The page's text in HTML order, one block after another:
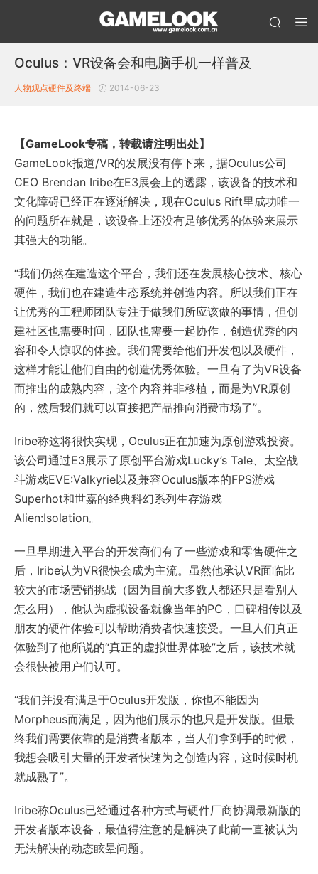
Oculus：VR设备会和电脑手机一样普及
人物观点硬件及终端 2014-06-23
【GameLook专稿，转载请注明出处】
GameLook报道/VR的发展没有停下来，据Oculus公司
CEO Brendan Iribe在E3展会上的透露，该设备的技术和
文化障碍已经正在逐渐解决，现在Oculus Rift里成功唯一
的问题所在就是，该设备上还没有足够优秀的体验来展示
其强大的功能。
“我们仍然在建造这个平台，我们还在发展核心技术、核心
硬件，我们也在建造生态系统并创造内容。所以我们正在
让优秀的工程师团队专注于做我们所应该做的事情，但创
建社区也需要时间，团队也需要一起协作，创造优秀的内
容和令人惊叹的体验。我们需要给他们开发包以及硬件，
这样才能让他们自由的创造优秀体验。一旦有了为VR设备
而推出的成熟内容，这个内容并非移植，而是为VR原创
的，然后我们就可以直接把产品推向消费市场了”。
Iribe称这将很快实现，Oculus正在加速为原创游戏投资。
该公司通过E3展示了原创平台游戏Lucky’s Tale、太空战
斗游戏EVE:Valkyrie以及兼容Oculus版本的FPS游戏
Superhot和世嘉的经典科幻系列生存游戏
Alien:Isolation。
一旦早期进入平台的开发商们有了一些游戏和零售硬件之
后，Iribe认为VR很快会成为主流。虽然他承认VR面临比
较大的市场营销挑战（因为目前大多数人都还只是看别人
怎么用），他认为虚拟设备就像当年的PC，口碑相传以及
朋友的硬件体验可以帮助消费者快速接受。一旦人们真正
体验到了他所说的“真正的虚拟世界体验”之后，该技术就
会很快被用户们认可。
“我们并没有满足于Oculus开发版，你也不能因为
Morpheus而满足，因为他们展示的也只是开发版。但最
终我们需要依靠的是消费者版本，当人们拿到手的时候，
我想会吸引大量的开发者快速为之创造内容，这时候时机
就成熟了”。
Iribe称Oculus已经通过各种方式与硬件厂商协调最新版的
开发者版本设备，最值得注意的是解决了此前一直被认为
无法解决的动态眩晕问题。